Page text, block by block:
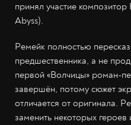
принял участие
Abyss).
Ремейк полностью
предшественника, а не
первой «Волчицы» роман-
завершён, потому сюжет
отличается от оригинала.
заменить некоторых героев